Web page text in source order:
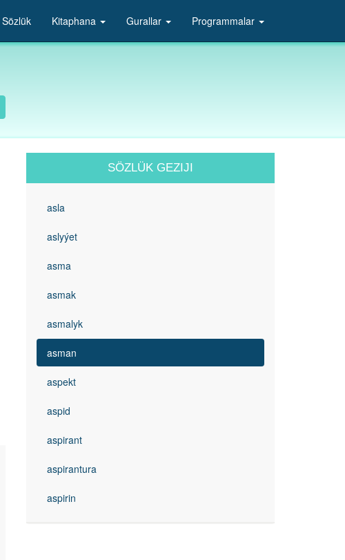
Sözlük Kitaphana Gurallar Programmalar
SÖZLÜK GEZIJI
asla
aslyýet
asma
asmak
asmalyk
asman
aspekt
aspid
aspirant
aspirantura
aspirin